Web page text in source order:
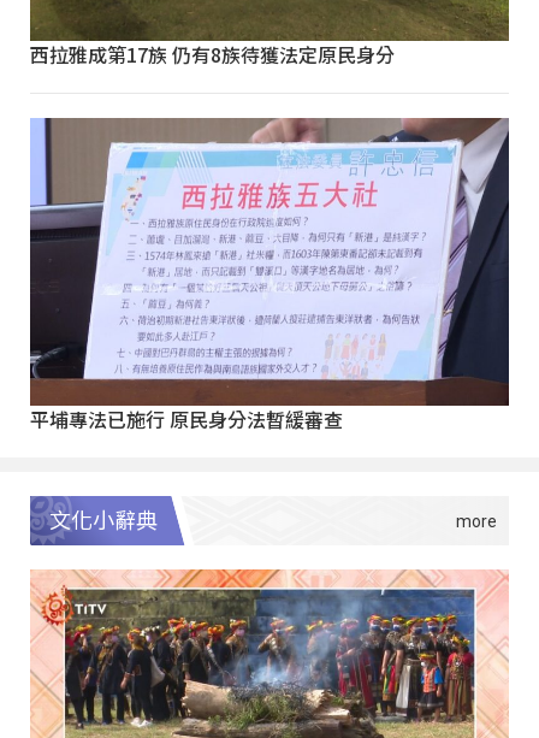
西拉雅成第17族 仍有8族待獲法定原民身分
平埔專法已施行 原民身分法暫緩審查
文化小辭典